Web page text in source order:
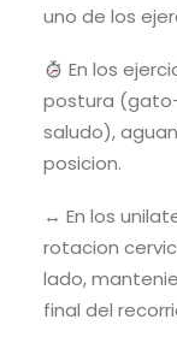
uno de los
En los
postura
saludo),
posicion.
↔️ En los
rotacion
lado,
final del